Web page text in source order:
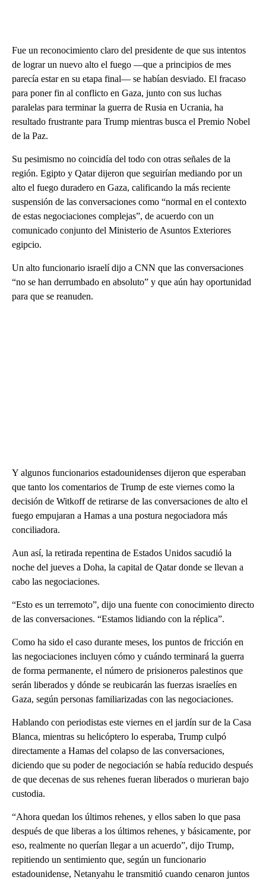
Fue un reconocimiento claro del presidente de que sus intentos
de lograr un nuevo alto el fuego —que a principios de mes
parecía estar en su etapa final— se habían desviado. El fracaso
para poner fin al conflicto en Gaza, junto con sus luchas
paralelas para terminar la guerra de Rusia en Ucrania, ha
resultado frustrante para Trump mientras busca el Premio Nobel
de la Paz.
Su pesimismo no coincidía del todo con otras señales de la
región. Egipto y Qatar dijeron que seguirían mediando por un
alto el fuego duradero en Gaza, calificando la más reciente
suspensión de las conversaciones como “normal en el contexto
de estas negociaciones complejas”, de acuerdo con un
comunicado conjunto del Ministerio de Asuntos Exteriores
egipcio.
Un alto funcionario israelí dijo a CNN que las conversaciones
“no se han derrumbado en absoluto” y que aún hay oportunidad
para que se reanuden.
Y algunos funcionarios estadounidenses dijeron que esperaban
que tanto los comentarios de Trump de este viernes como la
decisión de Witkoff de retirarse de las conversaciones de alto el
fuego empujaran a Hamas a una postura negociadora más
conciliadora.
Aun así, la retirada repentina de Estados Unidos sacudió la
noche del jueves a Doha, la capital de Qatar donde se llevan a
cabo las negociaciones.
“Esto es un terremoto”, dijo una fuente con conocimiento directo
de las conversaciones. “Estamos lidiando con la réplica”.
Como ha sido el caso durante meses, los puntos de fricción en
las negociaciones incluyen cómo y cuándo terminará la guerra
de forma permanente, el número de prisioneros palestinos que
serán liberados y dónde se reubicarán las fuerzas israelíes en
Gaza, según personas familiarizadas con las negociaciones.
Hablando con periodistas este viernes en el jardín sur de la Casa
Blanca, mientras su helicóptero lo esperaba, Trump culpó
directamente a Hamas del colapso de las conversaciones,
diciendo que su poder de negociación se había reducido después
de que decenas de sus rehenes fueran liberados o murieran bajo
custodia.
“Ahora quedan los últimos rehenes, y ellos saben lo que pasa
después de que liberas a los últimos rehenes, y básicamente, por
eso, realmente no querían llegar a un acuerdo”, dijo Trump,
repitiendo un sentimiento que, según un funcionario
estadounidense, Netanyahu le transmitió cuando cenaron juntos